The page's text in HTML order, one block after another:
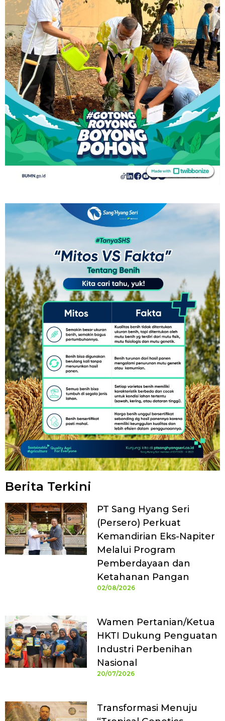
Berita Terkini
PT Sang Hyang Seri
(Persero) Perkuat
Kemandirian Eks-Napiter
Melalui Program
Pemberdayaan dan
Ketahanan Pangan
02/08/2026
Wamen Pertanian/Ketua
HKTI Dukung Penguatan
Industri Perbenihan
Nasional
20/07/2026
Transformasi Menuju